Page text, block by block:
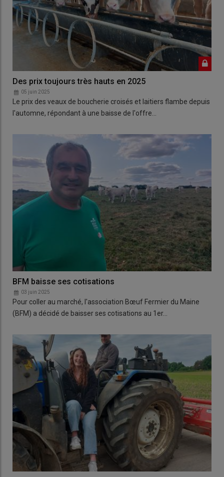
Des prix toujours très hauts en 2025
05 juin 2025
Le prix des veaux de boucherie croisés et laitiers flambe depuis
l'automne, répondant à une baisse de l'offre…
BFM baisse ses cotisations
03 juin 2025
Pour coller au marché, l'association Bœuf Fermier du Maine
(BFM) a décidé de baisser ses cotisations au 1er…